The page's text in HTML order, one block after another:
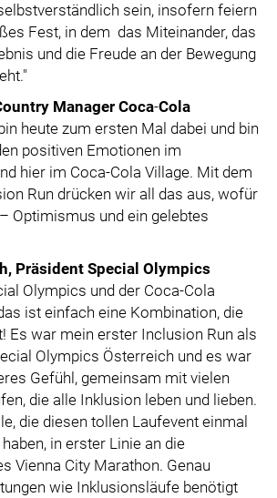
sein, insofern feiern
Fest, in dem das Miteinander, das
und die Freude an der Bewegung
ManagerCoca-Cola
heute zum ersten Mal dabei und bin
positiven Emotionen im
hier im Coca-Cola Village. Mit dem
Run drücken wir all das aus, wofür
Optimismus und ein gelebtes
, Präsident Special Olympics
Olympics und der Coca-Cola
ist einfach eine Kombination, die
Es war mein erster Inclusion Run als
Olympics Österreich und es war
Gefühl, gemeinsam mit vielen
die alle Inklusion leben und lieben.
die diesen tollen Laufevent einmal
in erster Linie an die
Vienna City Marathon. Genau
wie Inklusionsläufe benötigt